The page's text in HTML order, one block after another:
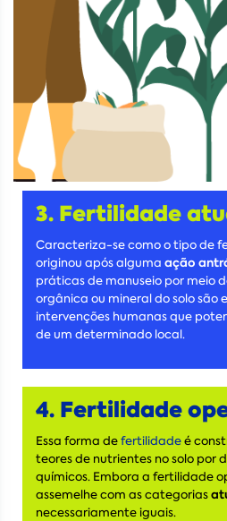
3. Fertilidade
Caracteriza-se como o tipo de
originou após alguma ação
práticas de manuseio por meio
orgânica ou mineral do solo são
intervenções humanas que
de um determinado local.
4. Fertilidade
Essa forma defertilidadeé
teores de nutrientes no solo por
químicos. Embora a fertilidade
assemelhe com as categorias
necessariamente iguais.